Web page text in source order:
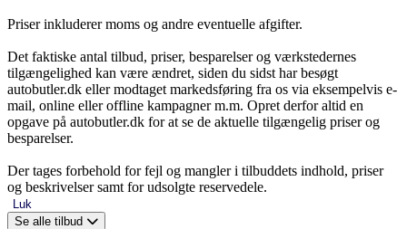
Priser inkluderer moms og andre eventuelle afgifter.
Det faktiske antal tilbud, priser, besparelser og værkstedernes
tilgængelighed kan være ændret, siden du sidst har besøgt
autobutler.dk eller modtaget markedsføring fra os via eksempelvis e-
mail, online eller offline kampagner m.m. Opret derfor altid en
opgave på autobutler.dk for at se de aktuelle tilgængelig priser og
besparelser.
Der tages forbehold for fejl og mangler i tilbuddets indhold, priser
og beskrivelser samt for udsolgte reservedele.
Luk
Se alle tilbud